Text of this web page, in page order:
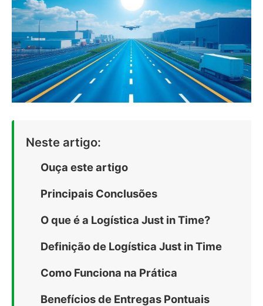
Neste artigo:
Ouça este artigo
Principais Conclusões
O que é a Logística Just in Time?
Definição de Logística Just in Time
Como Funciona na Prática
Benefícios de Entregas Pontuais